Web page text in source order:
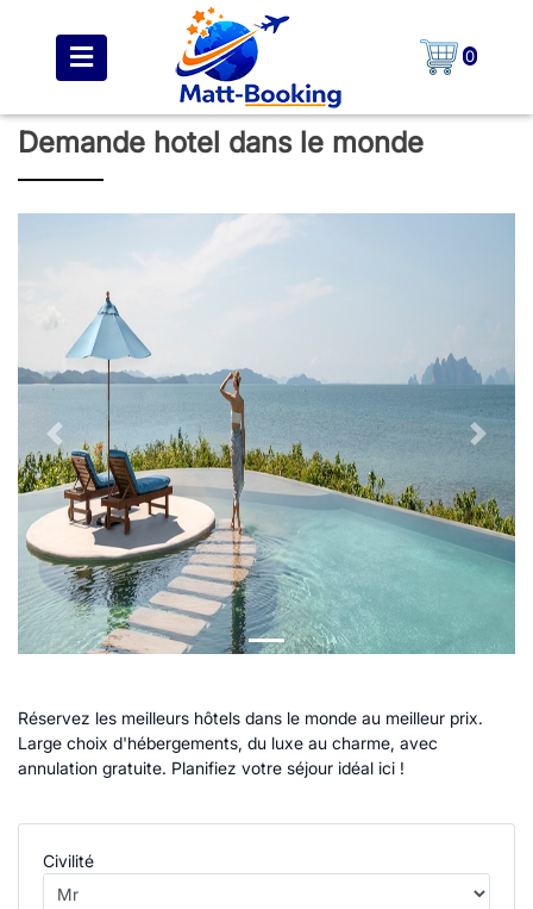
0
Demande hotel dans le monde
Previous Next
Réservez les meilleurs hôtels dans le monde au meilleur prix.
Large choix d'hébergements, du luxe au charme, avec
annulation gratuite. Planifiez votre séjour idéal ici !
Civilité